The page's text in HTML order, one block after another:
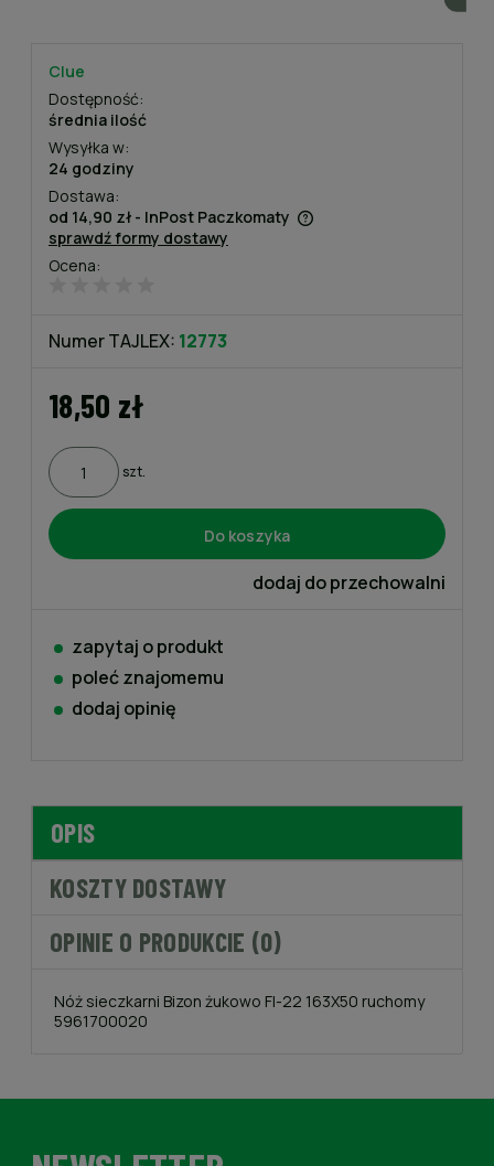
Ocena:
Clue
Dostępność:
średnia ilość
Wysyłka w:
24 godziny
Dostawa:
od 14,90 zł - InPost Paczkomaty
Cena nie zawiera ewentualnych kosztów płatności
sprawdź formy dostawy
Numer TAJLEX: 12773
18,50 zł
szt.
Do koszyka
dodaj do przechowalni
zapytaj o produkt
poleć znajomemu
dodaj opinię
OPIS
KOSZTY DOSTAWY
OPINIE O PRODUKCIE (0)
Nóż sieczkarni Bizon żukowo FI-22 163X50 ruchomy
5961700020